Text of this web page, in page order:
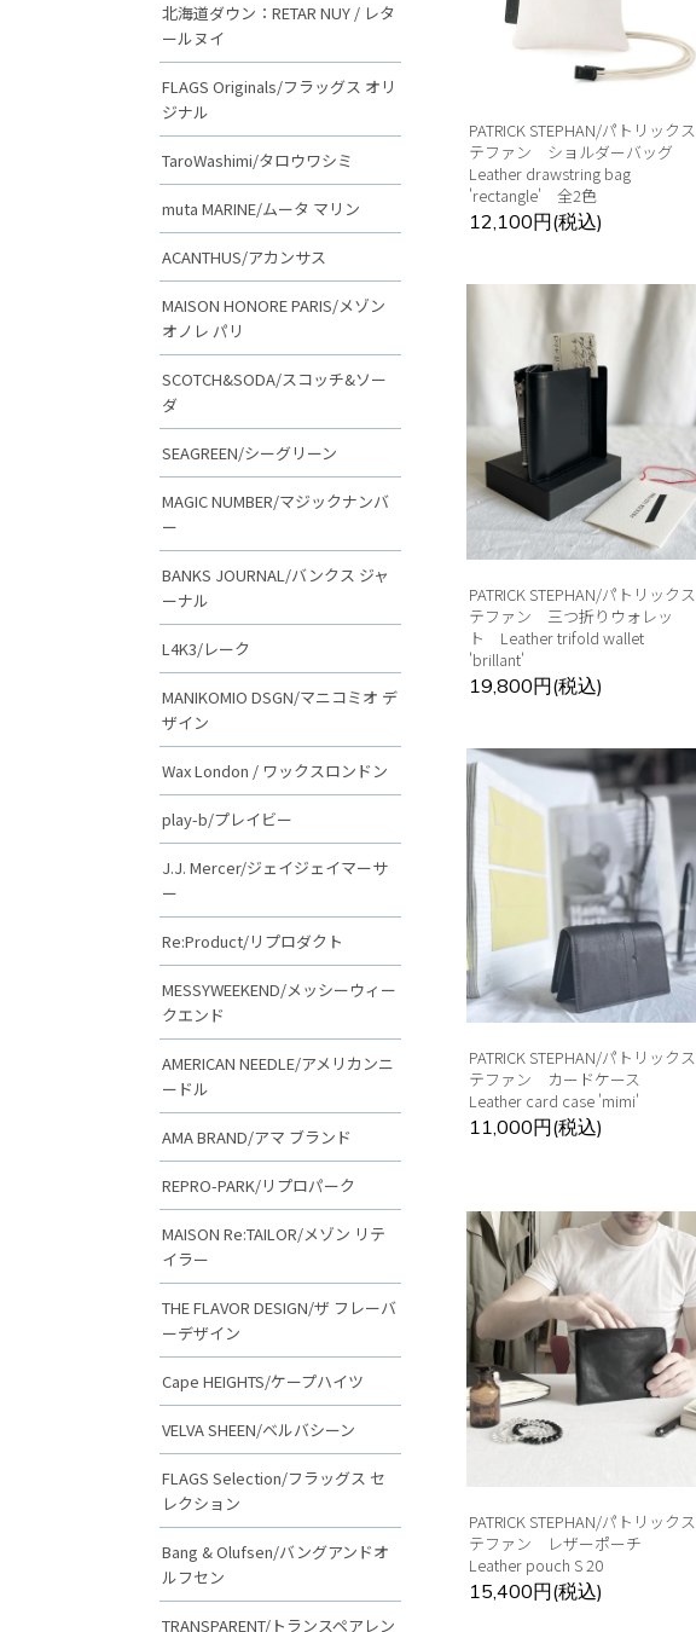
PATRICK STEPHAN/パトリックス
テファン ショルダーバッグ
Leather drawstring bag
'rectangle' 全2色
12,100円(税込)
PATRICK STEPHAN/パトリックス
テファン 三つ折りウォレッ
ト Leather trifold wallet
'brillant'
19,800円(税込)
PATRICK STEPHAN/パトリックス
テファン カードケース
Leather card case 'mimi'
11,000円(税込)
PATRICK STEPHAN/パトリックス
テファン レザーポーチ
Leather pouch S 20
15,400円(税込)
北海道ダウン：RETAR NUY / レタ
ールヌイ
FLAGS Originals/フラッグス オリ
ジナル
TaroWashimi/タロウワシミ
muta MARINE/ムータ マリン
ACANTHUS/アカンサス
MAISON HONORE PARIS/メゾン
オノレ パリ
SCOTCH&SODA/スコッチ&ソー
ダ
SEAGREEN/シーグリーン
MAGIC NUMBER/マジックナンバ
ー
BANKS JOURNAL/バンクス ジャ
ーナル
L4K3/レーク
MANIKOMIO DSGN/マニコミオ デ
ザイン
Wax London / ワックスロンドン
play-b/プレイビー
J.J. Mercer/ジェイジェイマーサ
ー
Re:Product/リプロダクト
MESSYWEEKEND/メッシーウィー
クエンド
AMERICAN NEEDLE/アメリカンニ
ードル
AMA BRAND/アマ ブランド
REPRO-PARK/リプロパーク
MAISON Re:TAILOR/メゾン リテ
イラー
THE FLAVOR DESIGN/ザ フレーバ
ーデザイン
Cape HEIGHTS/ケープハイツ
VELVA SHEEN/ベルバシーン
FLAGS Selection/フラッグス セ
レクション
Bang & Olufsen/バングアンドオ
ルフセン
TRANSPARENT/トランスペアレン